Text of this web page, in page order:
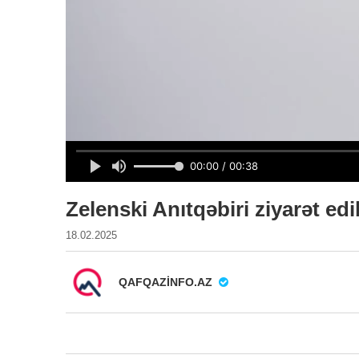
Zelenski Anıtqəbiri ziyarət
18.02.2025
QAFQAZINFO.AZ